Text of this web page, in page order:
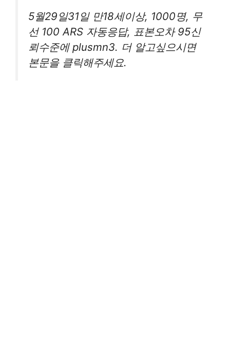
5월29일31일 만18세이상, 1000명, 무
선 100 ARS 자동응답, 표본오차 95신
뢰수준에 plusmn3. 더 알고싶으시면
본문을 클릭해주세요.